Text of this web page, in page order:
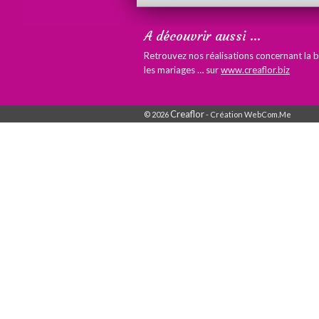
A découvrir aussi …
Retrouvez nos réalisations concernant la
les mariages … surwww.creaflor.biz
© 2026Creaflor- Création WebCom.Me